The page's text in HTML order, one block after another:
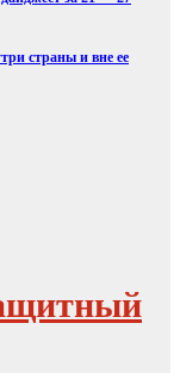
страны и вне ее